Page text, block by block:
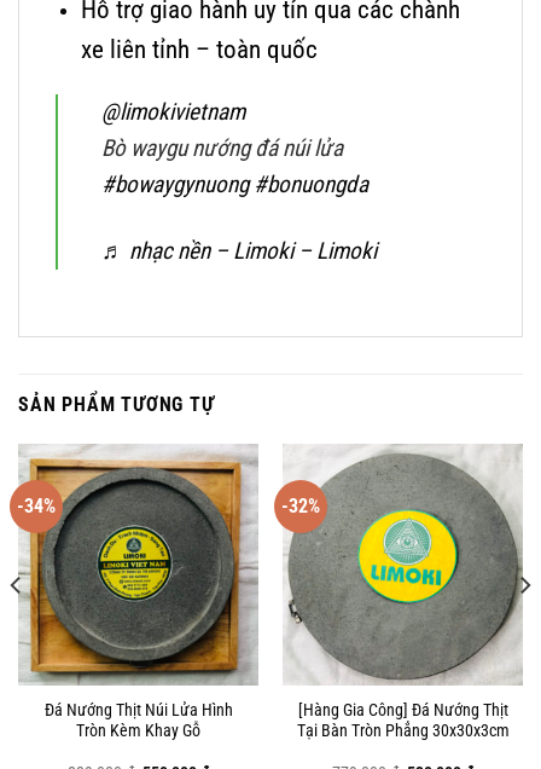
Hỗ trợ giao hành uy tín qua các chành
xe liên tỉnh – toàn quốc
@limokivietnam
Bò waygu nướng đá núi lửa
#bowaygynuong #bonuongda
♬ nhạc nền – Limoki – Limoki
SẢN PHẨM TƯƠNG TỰ
-34%
Đá Nướng Thịt Núi Lửa Hình
Tròn Kèm Khay Gỗ
-32%
[Hàng Gia Công] Đá Nướng Thịt
Tại Bàn Tròn Phẳng 30x30x3cm